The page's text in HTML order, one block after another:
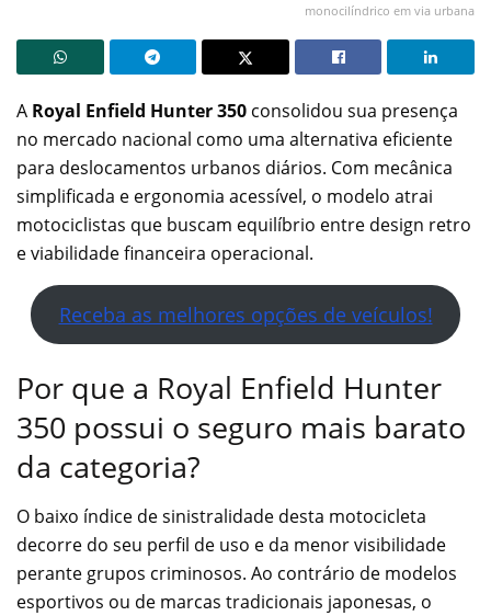
monocilíndrico em via urbana
A Royal Enfield Hunter 350 consolidou sua presença
no mercado nacional como uma alternativa eficiente
para deslocamentos urbanos diários. Com mecânica
simplificada e ergonomia acessível, o modelo atrai
motociclistas que buscam equilíbrio entre design retro
e viabilidade financeira operacional.
Receba as melhores opções de veículos!
Por que a Royal Enfield Hunter
350 possui o seguro mais barato
da categoria?
O baixo índice de sinistralidade desta motocicleta
decorre do seu perfil de uso e da menor visibilidade
perante grupos criminosos. Ao contrário de modelos
esportivos ou de marcas tradicionais japonesas, o